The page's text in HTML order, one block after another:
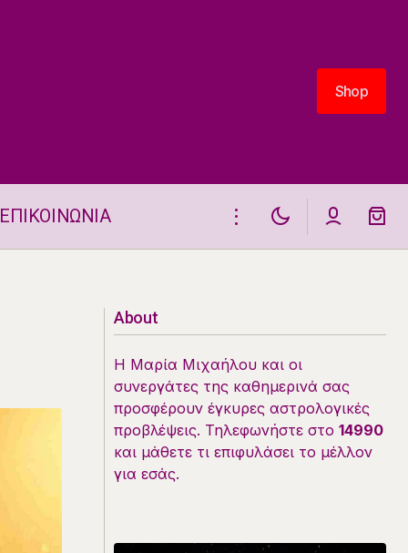
Shop
Shop
ΕΠΙΚΟΙΝΩΝΙΑ
About
Η Μαρία Μιχαήλου και οι
συνεργάτες της καθημερινά σας
προσφέρουν έγκυρες αστρολογικές
προβλέψεις. Τηλεφωνήστε στο 14990
και μάθετε τι επιφυλάσει το μέλλον
για εσάς.